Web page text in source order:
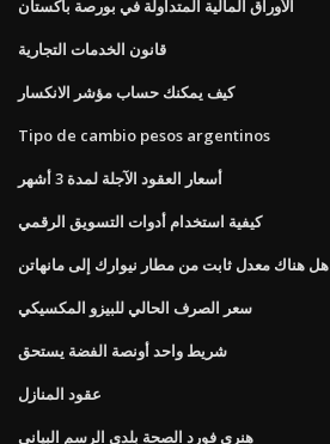
الأوراق المالية المتداولة في بورصة باكستان
قانون الخدمات التجارية
كيف يمكنك حساب مؤشر الانكسار
Tipo de cambio pesos argentinos
أسعار العقود الآجلة لمدة 3 أشهر
كيفية استخدام أدوات التسويق الرقمي
هل هناك معدل ثابت من مطار نيوارك إلى مانهاتن
سعر الصرف الحالي للبيزو المكسيكي
شريط واحد أونصة الفضة يستحق
عقود المنازل
هنري فورد الصحة بلدي الرسم البياني